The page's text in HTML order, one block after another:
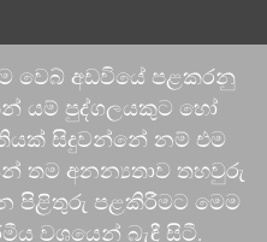
වෙබ් අඩවියේ පළකරනු
යම් පුද්ගලයකුට හෝ
සිදුවන්නේ නම් එම
තම අනන්‍යතාව තහවුරු
පිළිතුරු පළකිරීමට මෙම
වශයෙන් බැඳී සිටී.